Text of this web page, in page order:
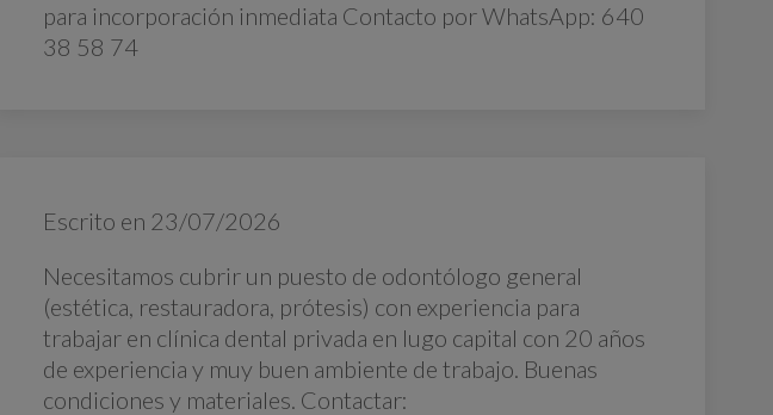
para incorporación inmediata Contacto por WhatsApp: 640
38 58 74
Escrito en 23/07/2026
Necesitamos cubrir un puesto de odontólogo general
(estética, restauradora, prótesis) con experiencia para
trabajar en clínica dental privada en lugo capital con 20 años
de experiencia y muy buen ambiente de trabajo. Buenas
condiciones y materiales. Contactar: